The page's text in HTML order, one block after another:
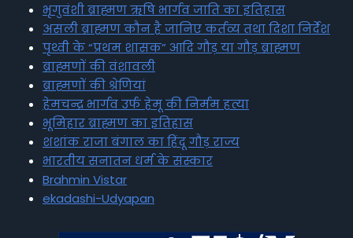
भृगुवंशी ब्राह्मण ऋषि भार्गव जाति का इतिहास
असली ब्राह्मण कौन है जानिए कर्तव्य तथा दिशा निर्देश
पृथ्वी के “प्रथम शासक” आदि गौड़ या गौड़ ब्राह्मण
ब्राह्मणों की वंशावली
ब्राह्मणों की श्रेणियां
हेमचन्द्र भार्गव उर्फ हेमू की निर्मम हत्या
भूमिहार ब्राह्मण का इतिहास
शशांक राजा बंगाल का हिंदू गौड़ राज्य
भारतीय सनातन धर्म के संस्कार
Brahmin Vistar
ekadashi-Udyapan